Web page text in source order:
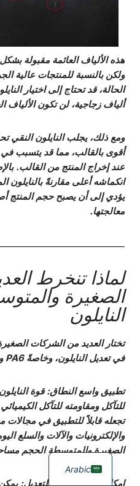
هذه الألياف العائمة مقبولة
ولكن بالنسبة للمنتجات عالية
الحالة، قد تحتاج إلى اختيار
ألياف زجاجية، لن تكون الألياف
ومع ذلك، يجلب النايلون النقي
أقوى بالقالب، مما قد يتسبب
عند إخراج المنتج من القالب.
انكماشه أعلى مقارنةً بالنايلون
يؤدي إلى أن يصبح حجم المنتج
معالجتها.
لماذا تنخرط
الصغيرة
النايلون
تختار العديد من الشركات
في تعديل النايلون، وخاصةً PA6 و PA66، لعدة أسباب:
تطبيق واسع النطاق: قوة
للتآكل ومقاومته للتآكل
تجعله قابلاً للتطبيق في مجالات
والإلكترونيات والآلات والسلع
الصغيرة والمتوسطة الحجم
إمكانية تعديل عالية للتعديل:
Arabic